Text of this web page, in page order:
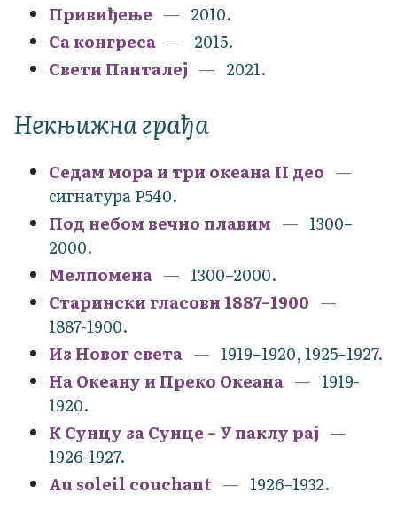
Привиђење
2010.
Са конгреса
2015.
Свети Панталеј
2021.
Некњижна грађа
Седам мора и три океана II део
сигнатура Р540.
Под небом вечно плавим
1300–
2000.
Мелпомена
1300–2000.
Старински гласови 1887–1900
1887-1900.
Из Новог света
1919–1920, 1925–1927.
На Океану и Преко Океана
1919-
1920.
К Сунцу за Сунце – У паклу рај
1926-1927.
Au soleil couchant
1926–1932.